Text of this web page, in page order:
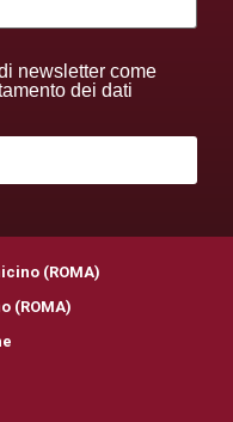
newsletter come
dei dati
(ROMA)
(ROMA)